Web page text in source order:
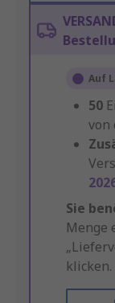
Auf
50
von
Sie
Menge
klicken.